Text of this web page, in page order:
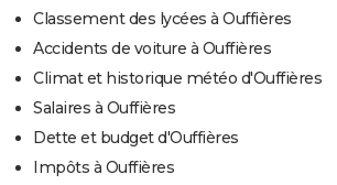
Classement des lycées à Ouffières
Accidents de voiture à Ouffières
Climat et historique météo d'Ouffières
Salaires à Ouffières
Dette et budget d'Ouffières
Impôts à Ouffières